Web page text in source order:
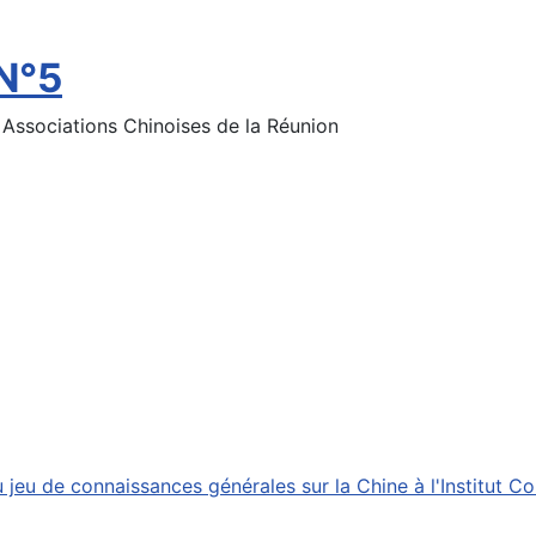
Chinoises de la Réunion
de connaissances générales sur la Chine à l'Institut